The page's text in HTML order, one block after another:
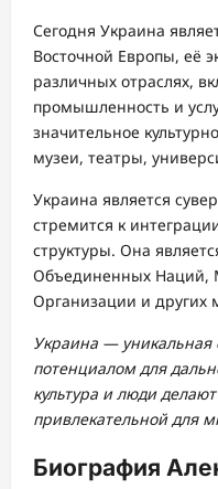
Сегодня Украина
Восточной Европы, её
различных отраслях,
промышленность и
значительное
музеи, театры,
Украина является
стремится к
структуры. Она
Объединенных Наций,
Организации и других
Украина — уникальная
потенциалом для
культура и люди
привлекательной для
Биография